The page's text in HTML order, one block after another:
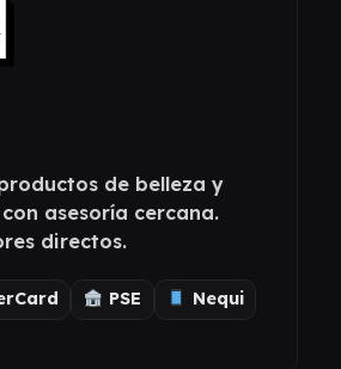
de belleza y
asesoría cercana.
directos.
PSE
Nequi